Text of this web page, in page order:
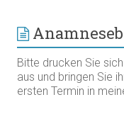
Bitte drucken Sie
aus und bringen Sie
ersten Termin in